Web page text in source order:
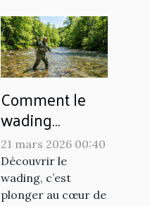
Comment le
wading
améliore-t-il
l'expérience de
pêche ?
21 mars 2026 00:40
Découvrir le
wading, c’est
plonger au cœur de